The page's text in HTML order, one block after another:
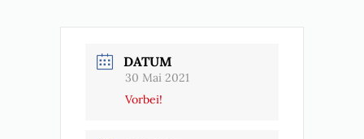
DATUM
30 Mai 2021
Vorbei!